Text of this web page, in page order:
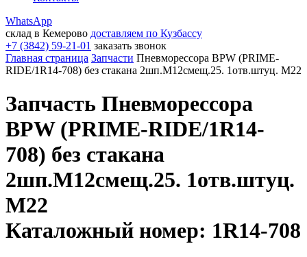
WhatsApp
склад в Кемерово доставляем по Кузбассу
+7 (3842) 59-21-01 заказать звонок
Главная страница Запчасти Пневморессора BPW (PRIME-
RIDE/1R14-708) без стакана 2шп.M12смещ.25. 1отв.штуц. M22
Запчасть Пневморессора
BPW (PRIME-RIDE/1R14-
708) без стакана
2шп.M12смещ.25. 1отв.штуц.
M22
Каталожный номер: 1R14-708